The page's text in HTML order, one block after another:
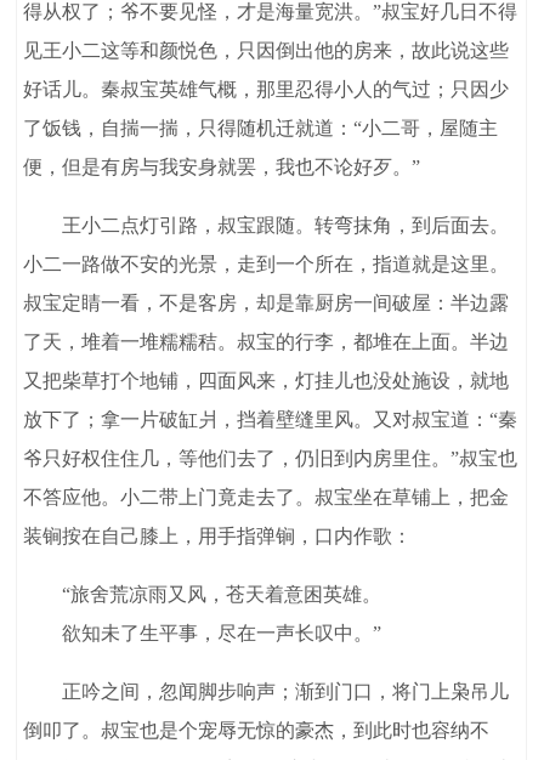
得从权了；爷不要见怪，才是海量宽洪。”叔宝好几日不得
见王小二这等和颜悦色，只因倒出他的房来，故此说这些
好话儿。秦叔宝英雄气概，那里忍得小人的气过；只因少
了饭钱，自揣一揣，只得随机迁就道：“小二哥，屋随主
便，但是有房与我安身就罢，我也不论好歹。”
王小二点灯引路，叔宝跟随。转弯抹角，到后面去。
小二一路做不安的光景，走到一个所在，指道就是这里。
叔宝定睛一看，不是客房，却是靠厨房一间破屋：半边露
了天，堆着一堆糯糯秸。叔宝的行李，都堆在上面。半边
又把柴草打个地铺，四面风来，灯挂儿也没处施设，就地
放下了；拿一片破缸爿，挡着壁缝里风。又对叔宝道：“秦
爷只好权住住几，等他们去了，仍旧到内房里住。”叔宝也
不答应他。小二带上门竟走去了。叔宝坐在草铺上，把金
装锏按在自己膝上，用手指弹锏，口内作歌：
“旅舍荒凉雨又风，苍天着意困英雄。
欲知未了生平事，尽在一声长叹中。”
正吟之间，忽闻脚步响声；渐到门口，将门上枭吊儿
倒叩了。叔宝也是个宠辱无惊的豪杰，到此时也容纳不